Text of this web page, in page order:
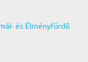
és Élményfürdő